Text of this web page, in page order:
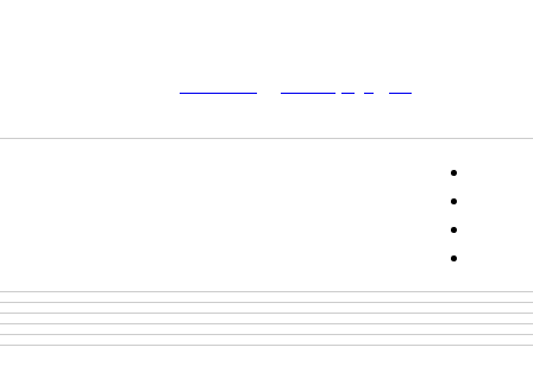
تلفن:
شماره همراه: ۰۹۳۹۳۸۵۵۵۴۴
پیامک: ۱۰۰۰۹۵۴۶۸۹۲۳۱۵
ایمیل: